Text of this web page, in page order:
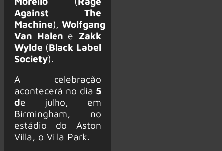
Against The
Machine), Wolfgang
Van Halen e Zakk
Wylde (Black Label
Society).
A celebração
acontecerá no dia 5
de julho, em
Birmingham, no
estádio do Aston
Villa, o Villa Park.